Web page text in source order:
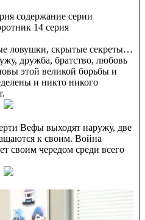
14 серия
ловушки, скрытые секреты…
дружба, братство, любовь
этой великой борьбы и
и никто никого
Вефы выходят наружу, две
к своим. Война
своим чередом среди всего